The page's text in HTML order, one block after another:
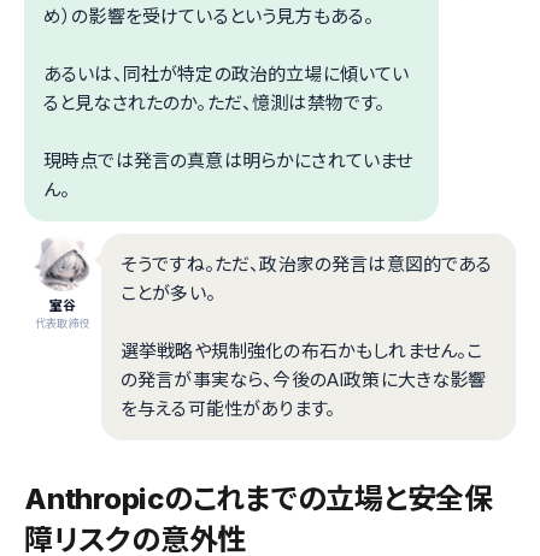
め）の影響を受けているという見方もある。
あるいは、同社が特定の政治的立場に傾いてい
ると見なされたのか。ただ、憶測は禁物です。
現時点では発言の真意は明らかにされていませ
ん。
室谷
代表取締役
そうですね。ただ、政治家の発言は意図的である
ことが多い。
選挙戦略や規制強化の布石かもしれません。こ
の発言が事実なら、今後のAI政策に大きな影響
を与える可能性があります。
Anthropicのこれまでの立場と安全保
障リスクの意外性